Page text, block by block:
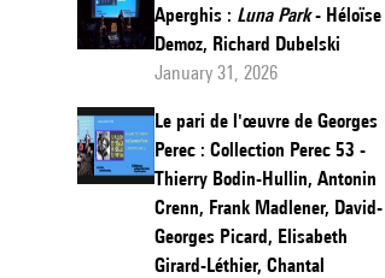
Aperghis : Luna Park- Héloïse
Demoz, Richard Dubelski
January 31, 2026
Le pari de l'œuvre de Georges
Perec : Collection Perec 53 -
Thierry Bodin-Hullin, Antonin
Crenn, Frank Madlener, David-
Georges Picard, Elisabeth
Girard-Léthier, Chantal